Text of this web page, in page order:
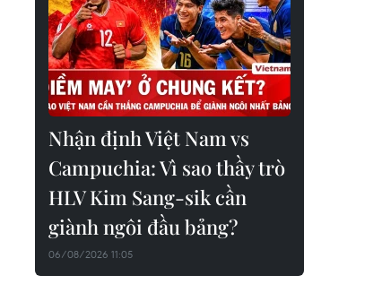
Nhận định Việt Nam vs
Campuchia: Vì sao thầy trò
HLV Kim Sang-sik cần
giành ngôi đầu bảng?
06/08/2026 11:05